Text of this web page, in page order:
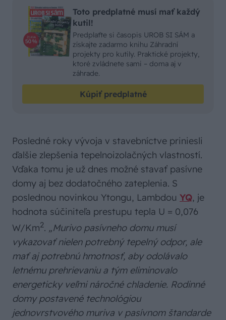
Toto predplatné musí mať každý
kutil!
Predplaťte si časopis UROB SI SÁM a
získajte zadarmo knihu Záhradní
projekty pro kutily. Praktické projekty,
ktoré zvládnete sami – doma aj v
záhrade.
Kúpiť predplatné
Posledné roky vývoja v stavebníctve priniesli
ďalšie zlepšenia tepelnoizolačných vlastností.
Vďaka tomu je už dnes možné stavať pasívne
domy aj bez dodatočného zateplenia. S
poslednou novinkou Ytongu, Lambdou YQ, je
hodnota súčiniteľa prestupu tepla U = 0,076
W/Km2. „Murivo pasívneho domu musí
vykazovať nielen potrebný tepelný odpor, ale
mať aj potrebnú hmotnosť, aby odolávalo
letnému prehrievaniu a tým eliminovalo
energeticky veľmi náročné chladenie. Rodinné
domy postavené technológiou
jednovrstvového muriva v pasívnom štandarde